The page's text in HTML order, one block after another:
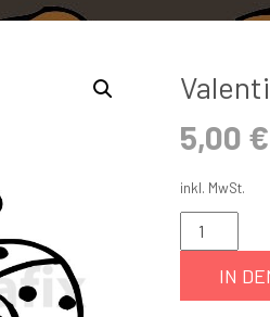
5,00 €
inkl. MwSt.
IN